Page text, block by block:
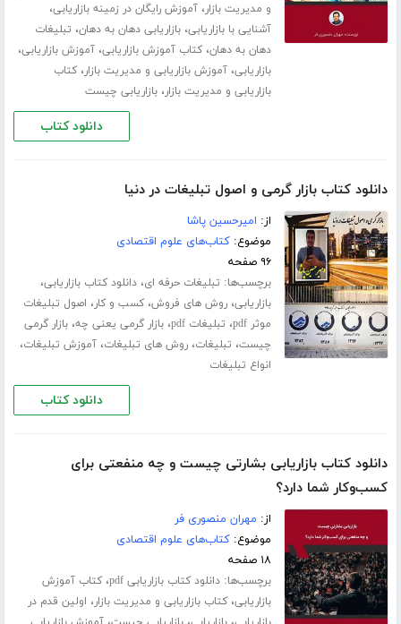
و مدیریت بازار،آموزش رایگان در زمینه بازاریابی،
آشنایی با بازاریابی،بازاریابی دهان به دهان، تبلیغات
دهان به دهان،کتاب آموزش بازاریابی،آموزش بازاریابی،
بازاریابی،آموزش بازاریابی و مدیریت بازار،کتاب
بازاریابی و مدیریت بازار،بازاریابی چیست
دانلود کتاب
دانلود کتاب بازار گرمی و اصول تبلیغات در دنیا
از: امیرحسین پاشا
موضوع:کتاب‌های علوم اقتصادی
۹۶ صفحه
برچسب‌ها: تبلیغات حرفه ای،دانلود کتاب بازاریابی،
بازاریابی،روش های فروش،کسب و کار، اصول تبلیغات
موثر pdf
، تبلیغات pdf ،بازار گرمی یعنی چه،بازار گرمی
چیست، تبلیغات،روش های تبلیغات،آموزش تبلیغات،
انواع تبلیغات
دانلود کتاب
دانلود کتاب بازاریابی بشارتی چیست و چه منفعتی برای
کسب‌و‌کار شما دارد؟
از: مهران منصوری فر
موضوع:کتاب‌های علوم اقتصادی
۱۸ صفحه
برچسب‌ها:دانلود کتاب بازاریابی pdf ،کتاب آموزش
بازاریابی،کتاب بازاریابی و مدیریت بازار، اولین قدم در